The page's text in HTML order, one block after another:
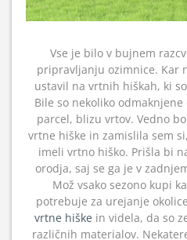
Vse je bilo v bujnem
pripravljanju ozimnice. Kar
ustavil na vrtnih hiškah, ki
Bile so nekoliko
parcel, blizu vrtov. Vedno
vrtne hiške in zamislila sem
imeli vrtno hiško. Prišla bi
orodja, saj se ga je v
Mož vsako sezono kupi
potrebuje za urejanje
vrtne hiške in videla, da so
različnih materialov.